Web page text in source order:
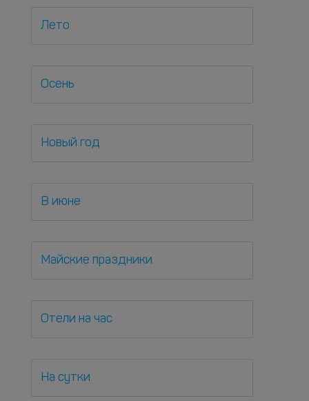
Лето
Осень
Новый год
В июне
Майские праздники
Отели на час
На сутки